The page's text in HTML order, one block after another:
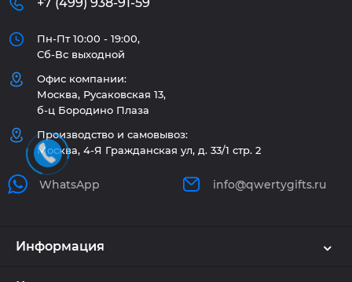
Пн-Пт 10:00 - 19:00,
Сб-Вс выходной
Офис компании:
Москва, Русаковская 13,
б-ц Бородино Плаза
Производство и самовывоз:
Москва, 4-Я Гражданская ул, д. 33/1 стр. 2
WhatsApp info@qwertygifts.ru
Информация